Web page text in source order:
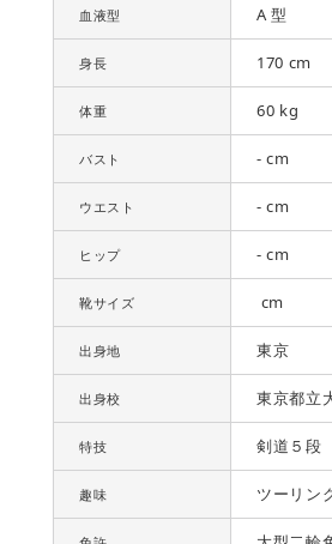
血液型 A 型
身長 170 cm
体重 60 kg
バスト - cm
ウエスト - cm
ヒップ - cm
靴サイズ cm
出身地 東京
出身校 東京都立
特技 剣道５段
趣味 ツーリン